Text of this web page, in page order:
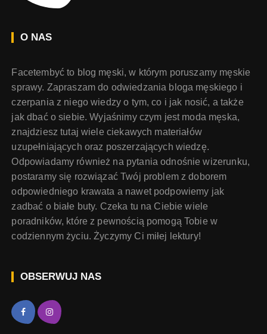
O NAS
Facetembyć to blog męski, w którym poruszamy męskie
sprawy. Zapraszam do odwiedzania bloga męskiego i
czerpania z niego wiedzy o tym, co i jak nosić, a także
jak dbać o siebie. Wyjaśnimy czym jest moda męska,
znajdziesz tutaj wiele ciekawych materiałów
uzupełniających oraz poszerzających wiedzę.
Odpowiadamy również na pytania odnośnie wizerunku,
postaramy się rozwiązać Twój problem z doborem
odpowiedniego krawata a nawet podpowiemy jak
zadbać o białe buty. Czeka tu na Ciebie wiele
poradników, które z pewnością pomogą Tobie w
codziennym życiu. Życzymy Ci miłej lektury!
OBSERWUJ NAS